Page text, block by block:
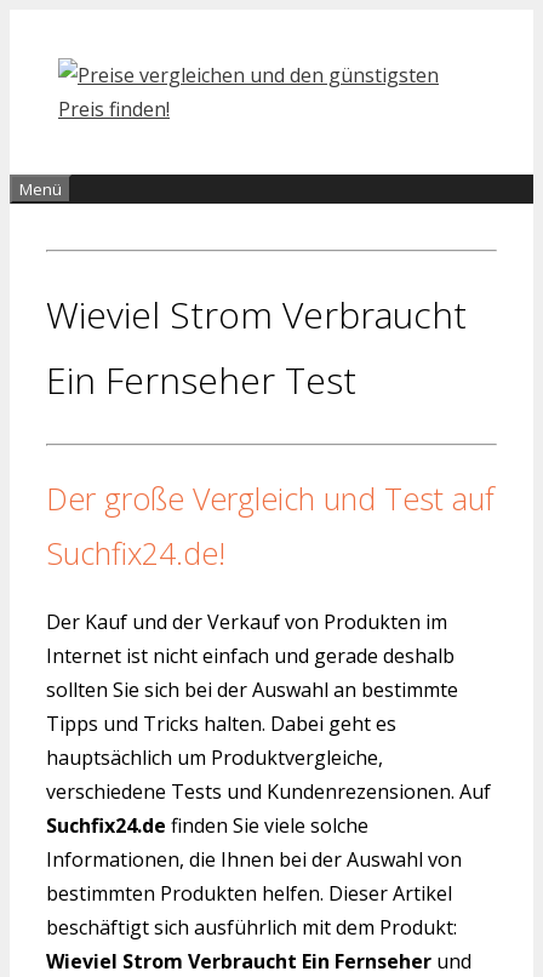
Inhalt
springen
Menü
Wieviel Strom Verbraucht
Ein Fernseher Test
Der große Vergleich und Test auf
Suchfix24.de!
Der Kauf und der Verkauf von Produkten im
Internet ist nicht einfach und gerade deshalb
sollten Sie sich bei der Auswahl an bestimmte
Tipps und Tricks halten. Dabei geht es
hauptsächlich um Produktvergleiche,
verschiedene Tests und Kundenrezensionen. Auf
Suchfix24.de finden Sie viele solche
Informationen, die Ihnen bei der Auswahl von
bestimmten Produkten helfen. Dieser Artikel
beschäftigt sich ausführlich mit dem Produkt:
Wieviel Strom Verbraucht Ein Fernseher und